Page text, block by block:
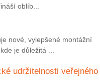
oblíb...
nové, vylepšené montážní
je důležitá ...
udržitelnosti veřejného